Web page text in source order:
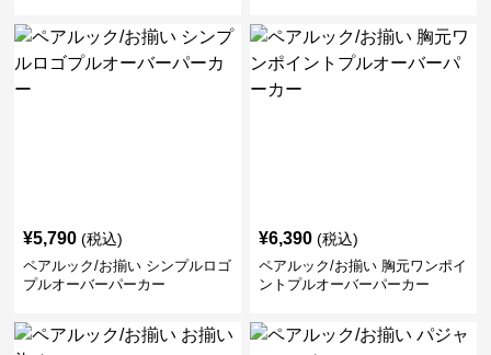
¥5,790 (税込)
ペアルック/お揃い シンプルロゴ
プルオーバーパーカー
¥6,390 (税込)
ペアルック/お揃い 胸元ワンポイ
ントプルオーバーパーカー